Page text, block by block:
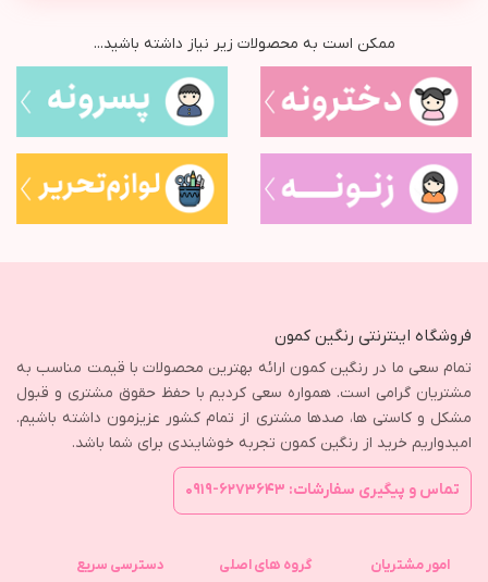
ممکن است به محصولات زیر نیاز داشته باشید...
فروشگاه اینترنتی رنگین کمون
تمام سعی ما در رنگین کمون ارائه بهترین محصولات با قیمت مناسب به
مشتریان گرامی است. همواره سعی کردیم با حفظ حقوق مشتری و قبول
مشکل و کاستی ها، صدها مشتری از تمام کشور عزیزمون داشته باشیم.
امیدواریم خرید از رنگین کمون تجربه خوشایندی برای شما باشد.
تماس و پیگیری سفارشات: ۶۲۷۳۶۴۳-۰۹۱۹
امور مشتریان گروه های اصلی دسترسی سریع